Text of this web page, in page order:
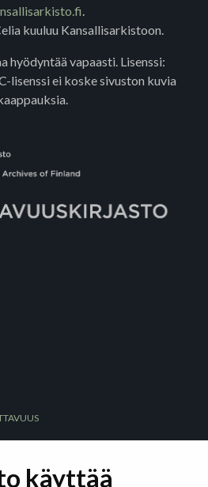
käyttää
kuuluu Kansallisarkistoon.
hyödyntää vapaasti. Lisenssi:
lisenssi ei koske sivuston kuvia